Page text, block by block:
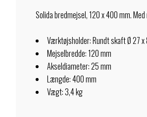
Solida bredmejsel, 120 x 400 mm.
Værktøjsholder: Rundt skaft Ø 27
Mejselbredde: 120 mm
Akseldiameter: 25 mm
Længde: 400 mm
Vægt: 3,4 kg